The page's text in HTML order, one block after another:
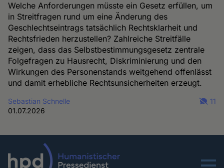
Welche Anforderungen müsste ein Gesetz erfüllen, um
in Streitfragen rund um eine Änderung des
Geschlechtseintrags tatsächlich Rechtsklarheit und
Rechtsfrieden herzustellen? Zahlreiche Streitfälle
zeigen, dass das Selbstbestimmungsgesetz zentrale
Folgefragen zu Hausrecht, Diskriminierung und den
Wirkungen des Personenstands weitgehend offenlässt
und damit erhebliche Rechtsunsicherheiten erzeugt.
Sebastian Schnelle
01.07.2026
11